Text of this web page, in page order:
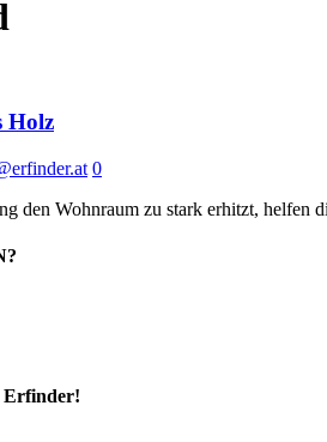
Holz
0
den Wohnraum zu stark erhitzt, helfen
Erfinder!